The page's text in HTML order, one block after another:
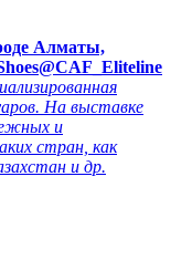
Алматы,
На выставке
и
стран, как
и др.